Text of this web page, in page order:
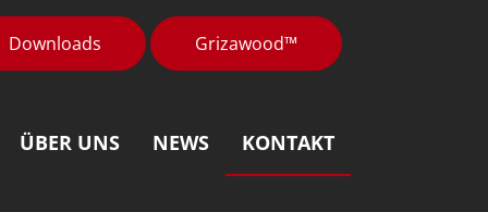
Downloads Grizawood™
ÜBER UNS NEWS KONTAKT